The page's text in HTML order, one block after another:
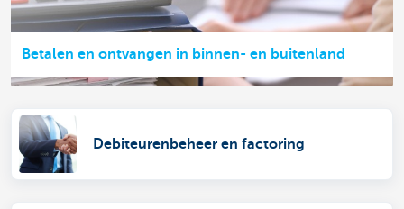
Betalen en ontvangen in binnen- en buitenland
Debiteurenbeheer en factoring